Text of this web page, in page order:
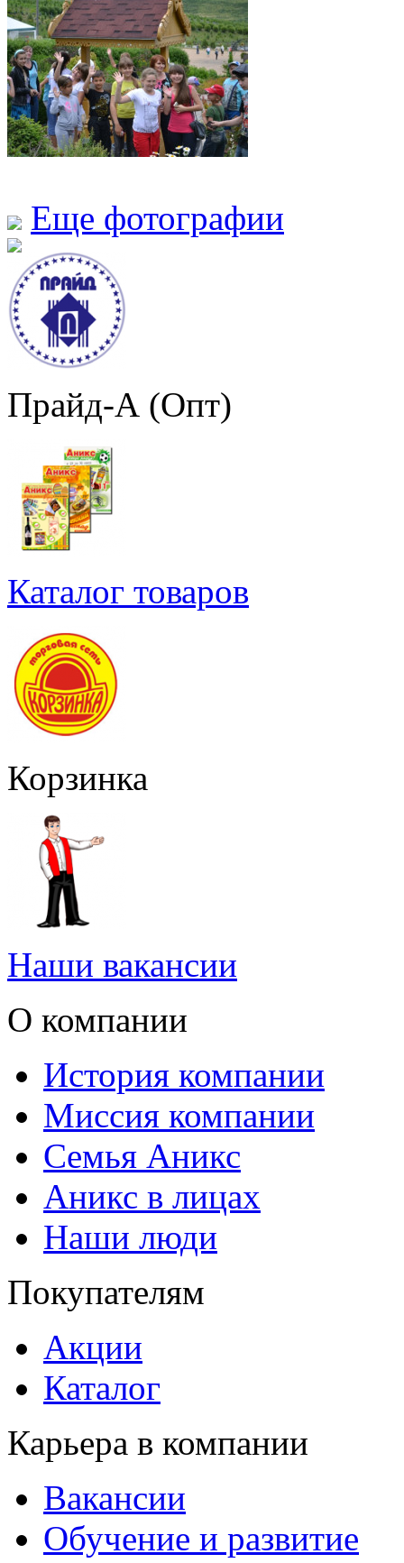
Еще фотографии
Прайд-А (Опт)
Каталог товаров
Корзинка
Наши вакансии
О компании
История компании
Миссия компании
Семья Аникс
Аникс в лицах
Наши люди
Покупателям
Акции
Каталог
Карьера в компании
Вакансии
Обучение и развитие